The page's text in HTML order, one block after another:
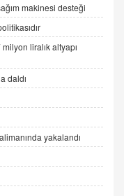
Yürüyoruz"
Açmadan Önce
makinesi desteği
liralık altyapı
daldı
yakalandı